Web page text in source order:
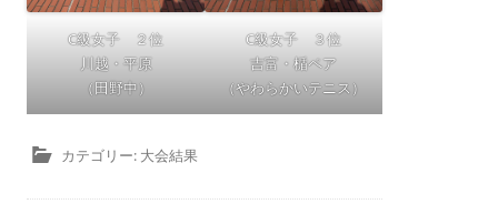
C級女子 ２位
川越・平原
（田野中）
C級女子 ３位
吉富・楯ペア
（やわらかいテニス）
カテゴリー: 大会結果